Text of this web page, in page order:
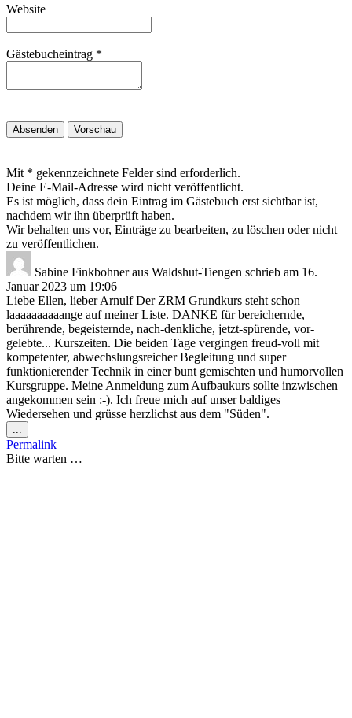
Website
Gästebucheintrag *
Mit * gekennzeichnete Felder sind erforderlich.
Deine E-Mail-Adresse wird nicht veröffentlicht.
Es ist möglich, dass dein Eintrag im Gästebuch erst sichtbar ist,
nachdem wir ihn überprüft haben.
Wir behalten uns vor, Einträge zu bearbeiten, zu löschen oder nicht
zu veröffentlichen.
Sabine Finkbohneraus Waldshut-Tiengen schrieb am 16.
Januar 2023 um 19:06
Liebe Ellen, lieber Arnulf Der ZRM Grundkurs steht schon
laaaaaaaaaange auf meiner Liste. DANKE für bereichernde,
berührende, begeisternde, nach-denkliche, jetzt-spürende, vor-
gelebte... Kurszeiten. Die beiden Tage vergingen freud-voll mit
kompetenter, abwechslungsreicher Begleitung und super
funktionierender Technik in einer bunt gemischten und humorvollen
Kursgruppe. Meine Anmeldung zum Aufbaukurs sollte inzwischen
angekommen sein :-). Ich freue mich auf unser baldiges
Wiedersehen und grüsse herzlichst aus dem "Süden".
...
Metabox
ein-/ausblenden.
Permalink
Bitte warten …